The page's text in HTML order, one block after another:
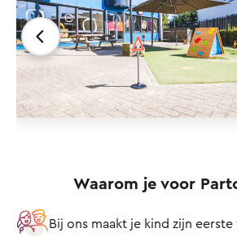
Waarom je voor
Bij ons maakt je kind zijn